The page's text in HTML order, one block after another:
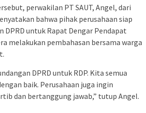
perwakilan PT SAUT, Angel, dari
bahwa pihak perusahaan siap
DPRD untuk Rapat Dengar Pendapat
melakukan pembahasan bersama warga
DPRD untuk RDP. Kita semua
baik. Perusahaan juga ingin
dan bertanggung jawab,” tutup Angel.